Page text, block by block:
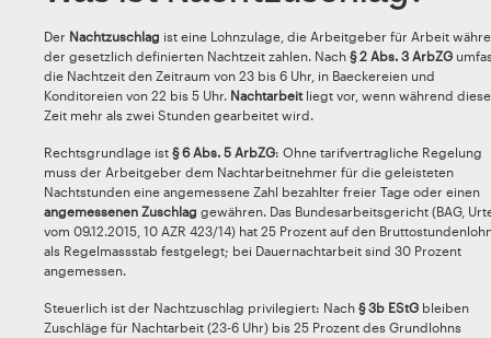
Der Nachtzuschlag ist eine Lohnzulage, die Arbeitgeber für Arbeit
der gesetzlich definierten Nachtzeit zahlen. Nach § 2 Abs. 3 ArbZG
die Nachtzeit den Zeitraum von 23 bis 6 Uhr, in Baeckereien und
Konditoreien von 22 bis 5 Uhr. Nachtarbeitliegt vor, wenn während
Zeit mehr als zwei Stunden gearbeitet wird.
Rechtsgrundlage ist § 6 Abs. 5 ArbZG: Ohne tarifvertragliche Regelung
muss der Arbeitgeber dem Nachtarbeitnehmer für die geleisteten
Nachtstunden eine angemessene Zahl bezahlter freier Tage oder einen
angemessenen Zuschlag gewähren. Das Bundesarbeitsgericht (BAG,
vom 09.12.2015, 10 AZR 423/14) hat 25 Prozent auf den
als Regelmassstab festgelegt; bei Dauernachtarbeit sind 30 Prozent
angemessen.
Steuerlich ist der Nachtzuschlag privilegiert: Nach § 3b EStG bleiben
Zuschläge für Nachtarbeit (23-6 Uhr) bis 25 Prozent des Grundlohns